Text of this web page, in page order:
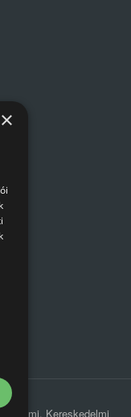
Kereskedelmi
×